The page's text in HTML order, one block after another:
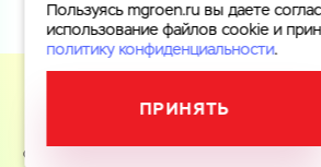
файлов cookie и принимаете
Пользуясь mgroen.ru вы даете
использование файлов cookie и
политику конфиденциальности.
ПРИНЯТЬ